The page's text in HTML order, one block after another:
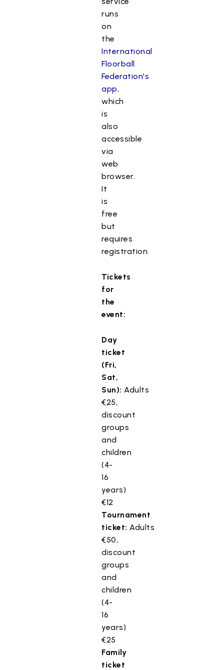
runs
on
the
International
Floorball
Federation's
app,
which
is
also
accessible
via
web
browser.
It
is
free
but
requires
registration.
Tickets
for
the
event:
Day
ticket
(Fri,
Sat,
Sun): Adults
€25,
discount
groups
and
children
(4-
16
years)
€12
Tournament
ticket: Adults
€50,
discount
groups
and
children
(4-
16
years)
€25
Family
ticket